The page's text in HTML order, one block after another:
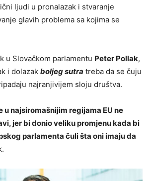
ljudi u pronalazak i stvaranje
glavih problema sa kojima se
u Slovačkom parlamentu Peter Pollak,
i dolazak boljeg sutra treba da se čuju
najranjivijem sloju društva.
u najsiromašnijim regijama EU ne
jer bi donio veliku promjenu kada bi
parlamenta čuli šta oni imaju da